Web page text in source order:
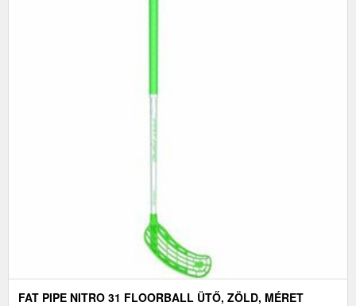
FAT PIPE NITRO 31 FLOORBALL ÜTŐ, ZÖLD, MÉRET